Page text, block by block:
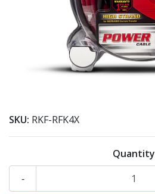
SKU: RKF-RFK4X
Quantity
-